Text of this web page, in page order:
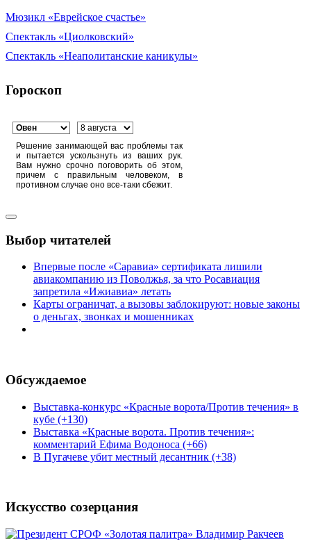
Мюзикл «Еврейское счастье»
Спектакль «Циолковский»
Спектакль «Неаполитанские каникулы»
Гороскоп
Решение занимающей вас проблемы так
и пытается ускользнуть из ваших рук.
Вам нужно срочно поговорить об этом,
причем с правильным человеком, в
противном случае оно все-таки сбежит.
Выбор читателей
Впервые после «Саравиа» сертификата лишили
авиакомпанию из Поволжья, за что Росавиация
запретила «Ижиавиа» летать
Карты ограничат, а вызовы заблокируют: новые законы
о деньгах, звонках и мошенниках
Обсуждаемое
Выставка-конкурс «Красные ворота/Против течения» в
кубе (+130)
Выставка «Красные ворота. Против течения»:
комментарий Ефима Водоноса (+66)
В Пугачеве убит местный десантник (+38)
Искусство созерцания